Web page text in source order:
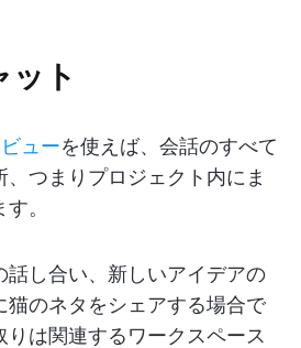
ト
ューを使えば、会話のすべて
、つまりプロジェクト内にま
。
話し合い、新しいアイデアの
猫のネタをシェアする場合で
りは関連するワークスペース